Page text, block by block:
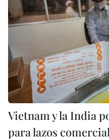
Vietnam y la India
para lazos